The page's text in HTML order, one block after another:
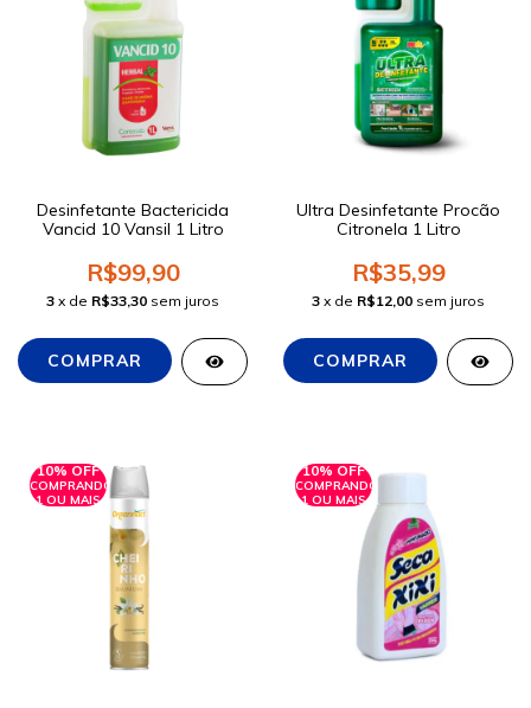
Desinfetante Bactericida
Vancid 10 Vansil 1 Litro
R$99,90
3 x de R$33,30 sem juros
Ultra Desinfetante Procão
Citronela 1 Litro
R$35,99
3 x de R$12,00 sem juros
10% OFF
COMPRANDO
1 OU MAIS
10% OFF
COMPRANDO
1 OU MAIS